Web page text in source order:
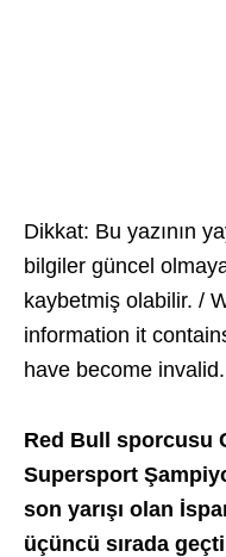
Dikkat: Bu yazının
bilgiler güncel
kaybetmiş olabilir. /
information it
have become invalid.
Red Bull sporcusu
Supersport
son yarışı olan
üçüncü sırada